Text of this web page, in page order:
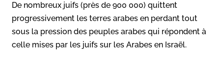
De nombreux juifs (près de 900 000) quittent
progressivement les terres arabes en perdant tout
sous la pression des peuples arabes qui répondent à
celle mises par les juifs sur les Arabes en Israël.